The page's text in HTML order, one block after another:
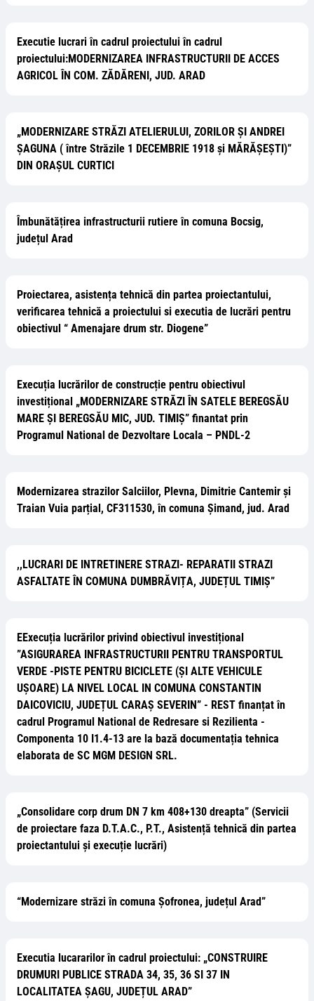
Executie lucrari în cadrul proiectului în cadrul
proiectului:MODERNIZAREA INFRASTRUCTURII DE ACCES
AGRICOL ÎN COM. ZĂDĂRENI, JUD. ARAD
„MODERNIZARE STRĂZI ATELIERULUI, ZORILOR ȘI ANDREI
ȘAGUNA ( între Străzile 1 DECEMBRIE 1918 și MĂRĂȘEȘTI)”
DIN ORAȘUL CURTICI
Îmbunătățirea infrastructurii rutiere în comuna Bocsig,
județul Arad
Proiectarea, asistența tehnică din partea proiectantului,
verificarea tehnică a proiectului si executia de lucrări pentru
obiectivul “ Amenajare drum str. Diogene”
Execuția lucrărilor de construcție pentru obiectivul
investițional „MODERNIZARE STRĂZI ÎN SATELE BEREGSĂU
MARE ȘI BEREGSĂU MIC, JUD. TIMIȘ” finantat prin
Programul National de Dezvoltare Locala – PNDL-2
Modernizarea strazilor Salciilor, Plevna, Dimitrie Cantemir și
Traian Vuia parțial, CF311530, în comuna Șimand, jud. Arad
,,LUCRARI DE INTRETINERE STRAZI- REPARATII STRAZI
ASFALTATE ÎN COMUNA DUMBRĂVIȚA, JUDEȚUL TIMIȘ”
EExecuția lucrărilor privind obiectivul investițional
”ASIGURAREA INFRASTRUCTURII PENTRU TRANSPORTUL
VERDE -PISTE PENTRU BICICLETE (ȘI ALTE VEHICULE
UȘOARE) LA NIVEL LOCAL IN COMUNA CONSTANTIN
DAICOVICIU, JUDEȚUL CARAȘ SEVERIN” - REST finanțat în
cadrul Programul National de Redresare si Rezilienta -
Componenta 10 I1.4-13 are la bază documentația tehnica
elaborata de SC MGM DESIGN SRL.
„Consolidare corp drum DN 7 km 408+130 dreapta” (Servicii
de proiectare faza D.T.A.C., P.T., Asistență tehnică din partea
proiectantului și execuție lucrări)
“Modernizare străzi în comuna Șofronea, județul Arad”
Executia lucararilor în cadrul proiectului: „CONSTRUIRE
DRUMURI PUBLICE STRADA 34, 35, 36 SI 37 IN
LOCALITATEA ȘAGU, JUDEȚUL ARAD”